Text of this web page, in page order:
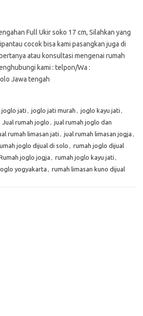
Full Ukir soko 17 cm, Silahkan yang
cocok bisa kami pasangkan juga di
atau konsultasi mengenai rumah
kami : telpon/Wa :
Jawa tengah
joglo jati , joglo jati murah , joglo kayu jati ,
Jual rumah joglo , jual rumah joglo dan
rumah limasan jati , jual rumah limasan jogja ,
joglo dijual di solo , rumah joglo dijual
joglo jogja , rumah joglo kayu jati ,
yogyakarta , rumah limasan kuno dijual